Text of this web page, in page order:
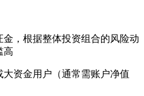
金，根据整体投资组合的风险动
高
大资金用户（通常需账户净值